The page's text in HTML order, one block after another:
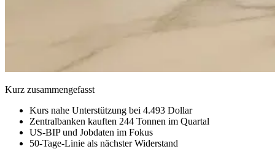
Kurz zusammengefasst
Kurs nahe Unterstützung bei 4.493 Dollar
Zentralbanken kauften 244 Tonnen im Quartal
US-BIP und Jobdaten im Fokus
50-Tage-Linie als nächster Widerstand